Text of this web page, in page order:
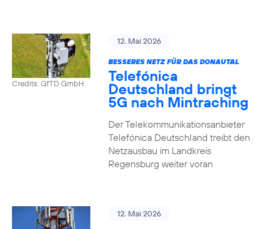
Credits: GfTD GmbH
12. Mai 2026
BESSERES NETZ FÜR DAS DONAUTAL
Telefónica
Deutschland bringt
5G nach Mintraching
Der Telekommunikationsanbieter
Telefónica Deutschland treibt den
Netzausbau im Landkreis
Regensburg weiter voran
12. Mai 2026